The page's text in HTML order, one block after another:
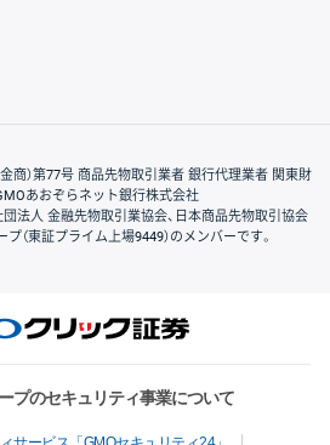
商）第77号 商品先物取引業者 銀行代理業者 関東財
あおぞらネット銀行株式会社
団法人 金融先物取引業協会、日本商品先物取引協会
（東証プライム上場9449）のメンバーです。
プのセキュリティ事業について